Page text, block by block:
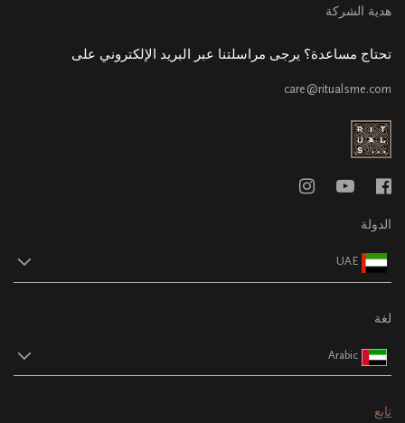
هدية الشركة
تحتاج مساعدة؟ يرجى مراسلتنا عبر البريد الإلكتروني على
care@ritualsme.com
الدولة
UAE
لغة
Arabic
تابع